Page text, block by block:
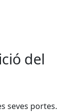
del
seves portes.